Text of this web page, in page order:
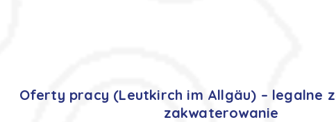
Oferty pracy (Leutkirch im Allgäu) – legalne
zakwaterowanie